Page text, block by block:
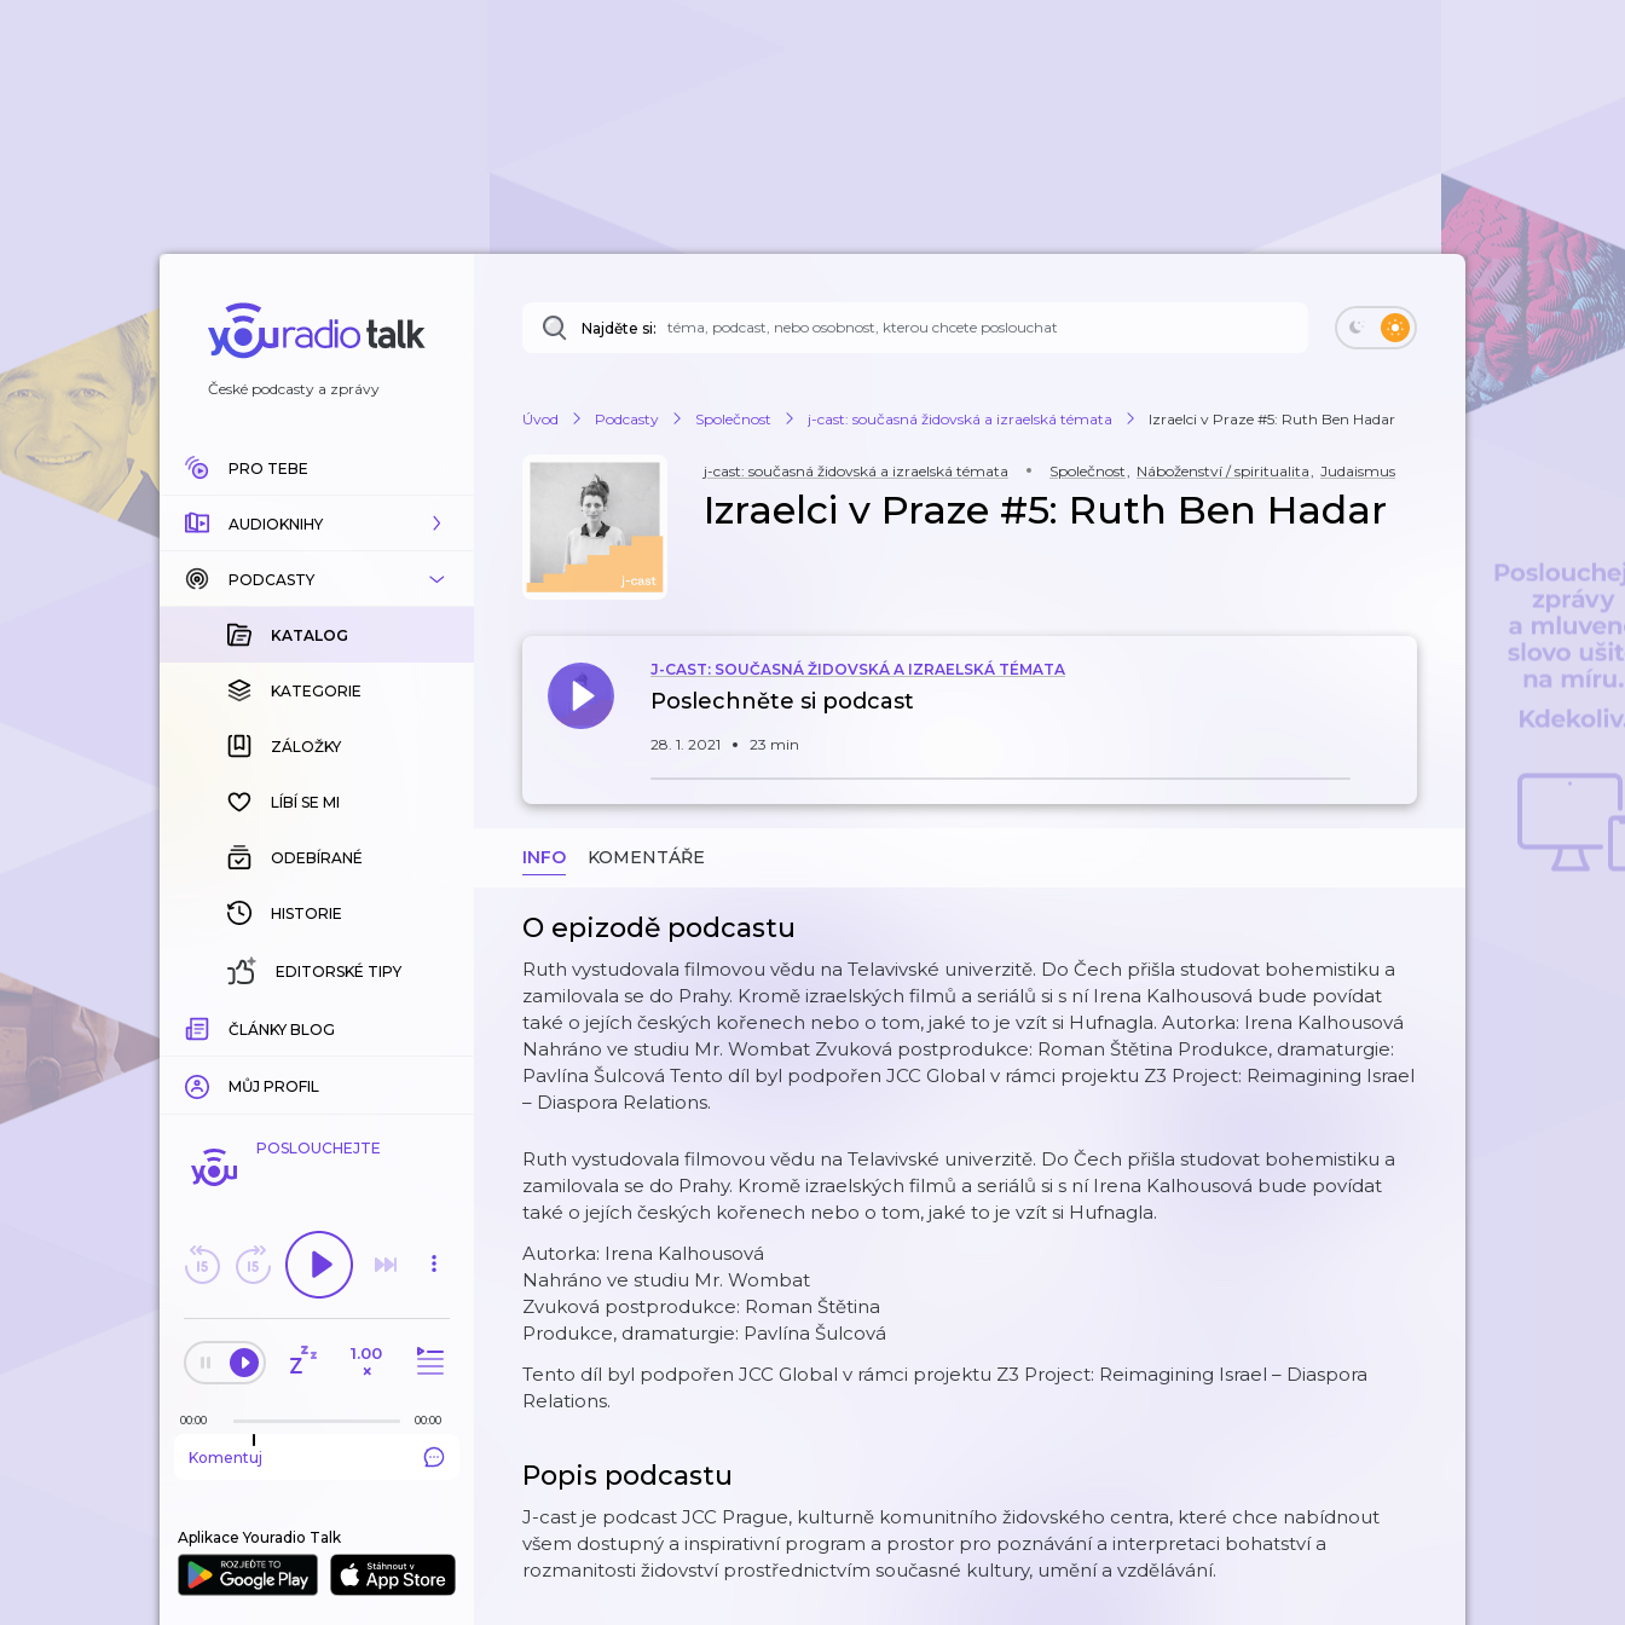
České podcasty a zprávy
PRO TEBE
AUDIOKNIHY
KATALOG
KOUPENÉ
KATEGORIE
ZÁLOŽKY
HISTORIE
PODCASTY
KATALOG
KATEGORIE
ZÁLOŽKY
LÍBÍ SE MI
ODEBÍRANÉ
HISTORIE
EDITORSKÉ TIPY
ČLÁNKY BLOG
MŮJ PROFIL
POSLOUCHEJTE
1.00
×
00:00 00:00
Komentuj
Aplikace Youradio Talk
Najděte si:
Úvod Podcasty Společnost j-cast: současná židovská a izraelská témata Izraelci v Praze #5: Ruth Ben Hadar
j-cast: současná židovská a izraelská témata Společnost, Náboženství / spiritualita, Judaismus
Izraelci v Praze #5: Ruth Ben Hadar
J-CAST: SOUČASNÁ ŽIDOVSKÁ A IZRAELSKÁ TÉMATA
Poslechněte si podcast
28. 1. 2021 23 min
INFO KOMENTÁŘE
O epizodě podcastu
Ruth vystudovala filmovou vědu na Telavivské univerzitě. Do Čech přišla studovat bohemistiku a
zamilovala se do Prahy. Kromě izraelských filmů a seriálů si s ní Irena Kalhousová bude povídat
také o jejích českých kořenech nebo o tom, jaké to je vzít si Hufnagla. Autorka: Irena Kalhousová
Nahráno ve studiu Mr. Wombat Zvuková postprodukce: Roman Štětina Produkce, dramaturgie:
Pavlína Šulcová Tento díl byl podpořen JCC Global v rámci projektu Z3 Project: Reimagining Israel
– Diaspora Relations.
Ruth vystudovala filmovou vědu na Telavivské univerzitě. Do Čech přišla studovat bohemistiku a
zamilovala se do Prahy. Kromě izraelských filmů a seriálů si s ní Irena Kalhousová bude povídat
také o jejích českých kořenech nebo o tom, jaké to je vzít si Hufnagla.
Autorka: Irena Kalhousová
Nahráno ve studiu Mr. Wombat
Zvuková postprodukce: Roman Štětina
Produkce, dramaturgie: Pavlína Šulcová
Tento díl byl podpořen JCC Global v rámci projektu Z3 Project: Reimagining Israel – Diaspora
Relations.
Popis podcastu
J-cast je podcast JCC Prague, kulturně komunitního židovského centra, které chce nabídnout
všem dostupný a inspirativní program a prostor pro poznávání a interpretaci bohatství a
rozmanitosti židovství prostřednictvím současné kultury, umění a vzdělávání.